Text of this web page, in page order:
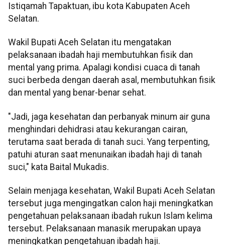
Istiqamah Tapaktuan, ibu kota Kabupaten Aceh
Selatan.
Wakil Bupati Aceh Selatan itu mengatakan
pelaksanaan ibadah haji membutuhkan fisik dan
mental yang prima. Apalagi kondisi cuaca di tanah
suci berbeda dengan daerah asal, membutuhkan fisik
dan mental yang benar-benar sehat.
"Jadi, jaga kesehatan dan perbanyak minum air guna
menghindari dehidrasi atau kekurangan cairan,
terutama saat berada di tanah suci. Yang terpenting,
patuhi aturan saat menunaikan ibadah haji di tanah
suci," kata Baital Mukadis.
Selain menjaga kesehatan, Wakil Bupati Aceh Selatan
tersebut juga mengingatkan calon haji meningkatkan
pengetahuan pelaksanaan ibadah rukun Islam kelima
tersebut. Pelaksanaan manasik merupakan upaya
meningkatkan pengetahuan ibadah haji.